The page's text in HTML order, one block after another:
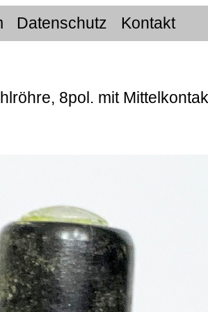
Datenschutz Kontakt
8pol. mit